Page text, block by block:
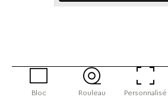
Bloc Rouleau Personnalisé